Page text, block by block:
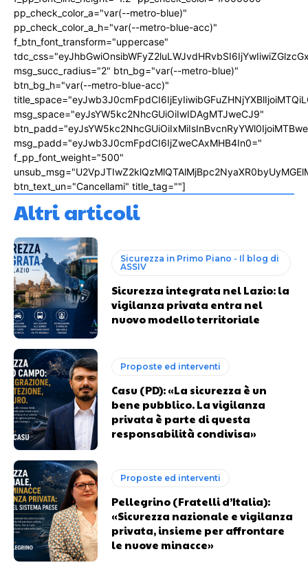
pp_check_color_a="var(--metro-blue)"
pp_check_color_a_h="var(--metro-blue-acc)"
f_btn_font_transform="uppercase"
msg_succ_radius="2" btn_bg="var(--metro-blue)"
btn_bg_h="var(--metro-blue-acc)"
msg_space="eyJsYW5kc2NhcGUiOiIwIDAgMTJweCJ9"
msg_padd="eyJwb3J0cmFpdCI6IjZweCAxMHB4In0="
f_pp_font_weight="500"
btn_text_un="Cancellami" title_tag=""]
Altri articoli
Sicurezza in Primo Piano - Il blog di
ASSIV
Sicurezza integrata nel Lazio: la
vigilanza privata entra nel
nuovo modello territoriale
Proposte ed interventi
Casu (PD): «La sicurezza è un
bene pubblico. La vigilanza
privata è parte di questa
responsabilità condivisa»
Proposte ed interventi
Pellegrino (Fratelli d’Italia):
«Sicurezza nazionale e vigilanza
privata, insieme per affrontare
le nuove minacce»